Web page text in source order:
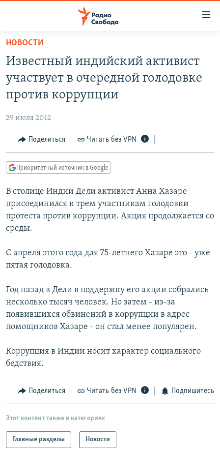
упрощенного
доступа
основному
Вернутся
Вернутся
поиску
АВТОРСКИЕ ПРОЕКТЫ
МНЕНИЯ
КУЛЬТУРА
КАВКАЗ.РЕАЛИИ
СЕВЕР.РЕАЛИИ
СИБИРЬ.РЕАЛИИ
РАСПИСАНИЕ ВЕЩАНИЯ
ПОДПИШИТЕСЬ НА РАССЫЛКУ
НОВОСТИ
Известный индийский активист
участвует в очередной голодовке
против коррупции
29 июля 2012
Поделиться Читать без VPN
Приоритетный источник в Google
В столице Индии Дели активист Анна Хазаре
присоединился к трем участникам голодовки
протеста против коррупции. Акция продолжается со
среды.
С апреля этого года для 75-летнего Хазаре это - уже
пятая голодовка.
Год назад в Дели в поддержку его акции собрались
несколько тысяч человек. Но затем - из-за
появившихся обвинений в коррупции в адрес
помощников Хазаре - он стал менее популярен.
Коррупция в Индии носит характер социального
бедствия.
Поделиться Читать без VPN Подпишитесь
Этот контент также в категориях
Главные разделы Новости